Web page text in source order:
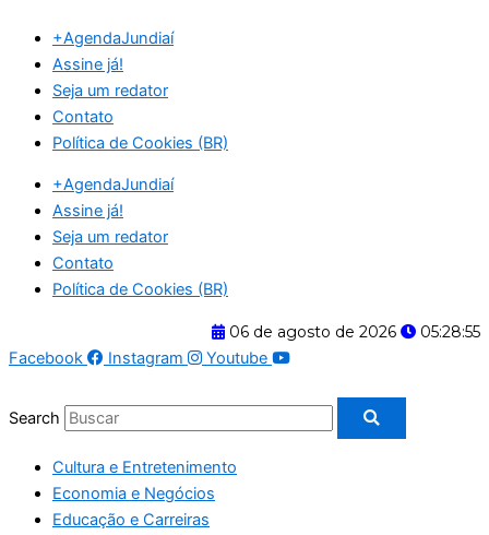
para
conteúdo
+AgendaJundiaí
Assine já!
Seja um redator
Contato
Política de Cookies (BR)
+AgendaJundiaí
Assine já!
Seja um redator
Contato
Política de Cookies (BR)
06 de agosto de 2026
05:28:56
Facebook
Instagram Youtube
Search
Cultura e Entretenimento
Economia e Negócios
Educação e Carreiras